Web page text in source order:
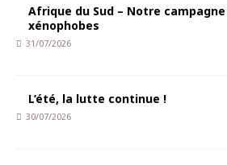
Afrique du Sud – Notre
xénophobes
31/07/2026
L’été, la lutte continue !
30/07/2026